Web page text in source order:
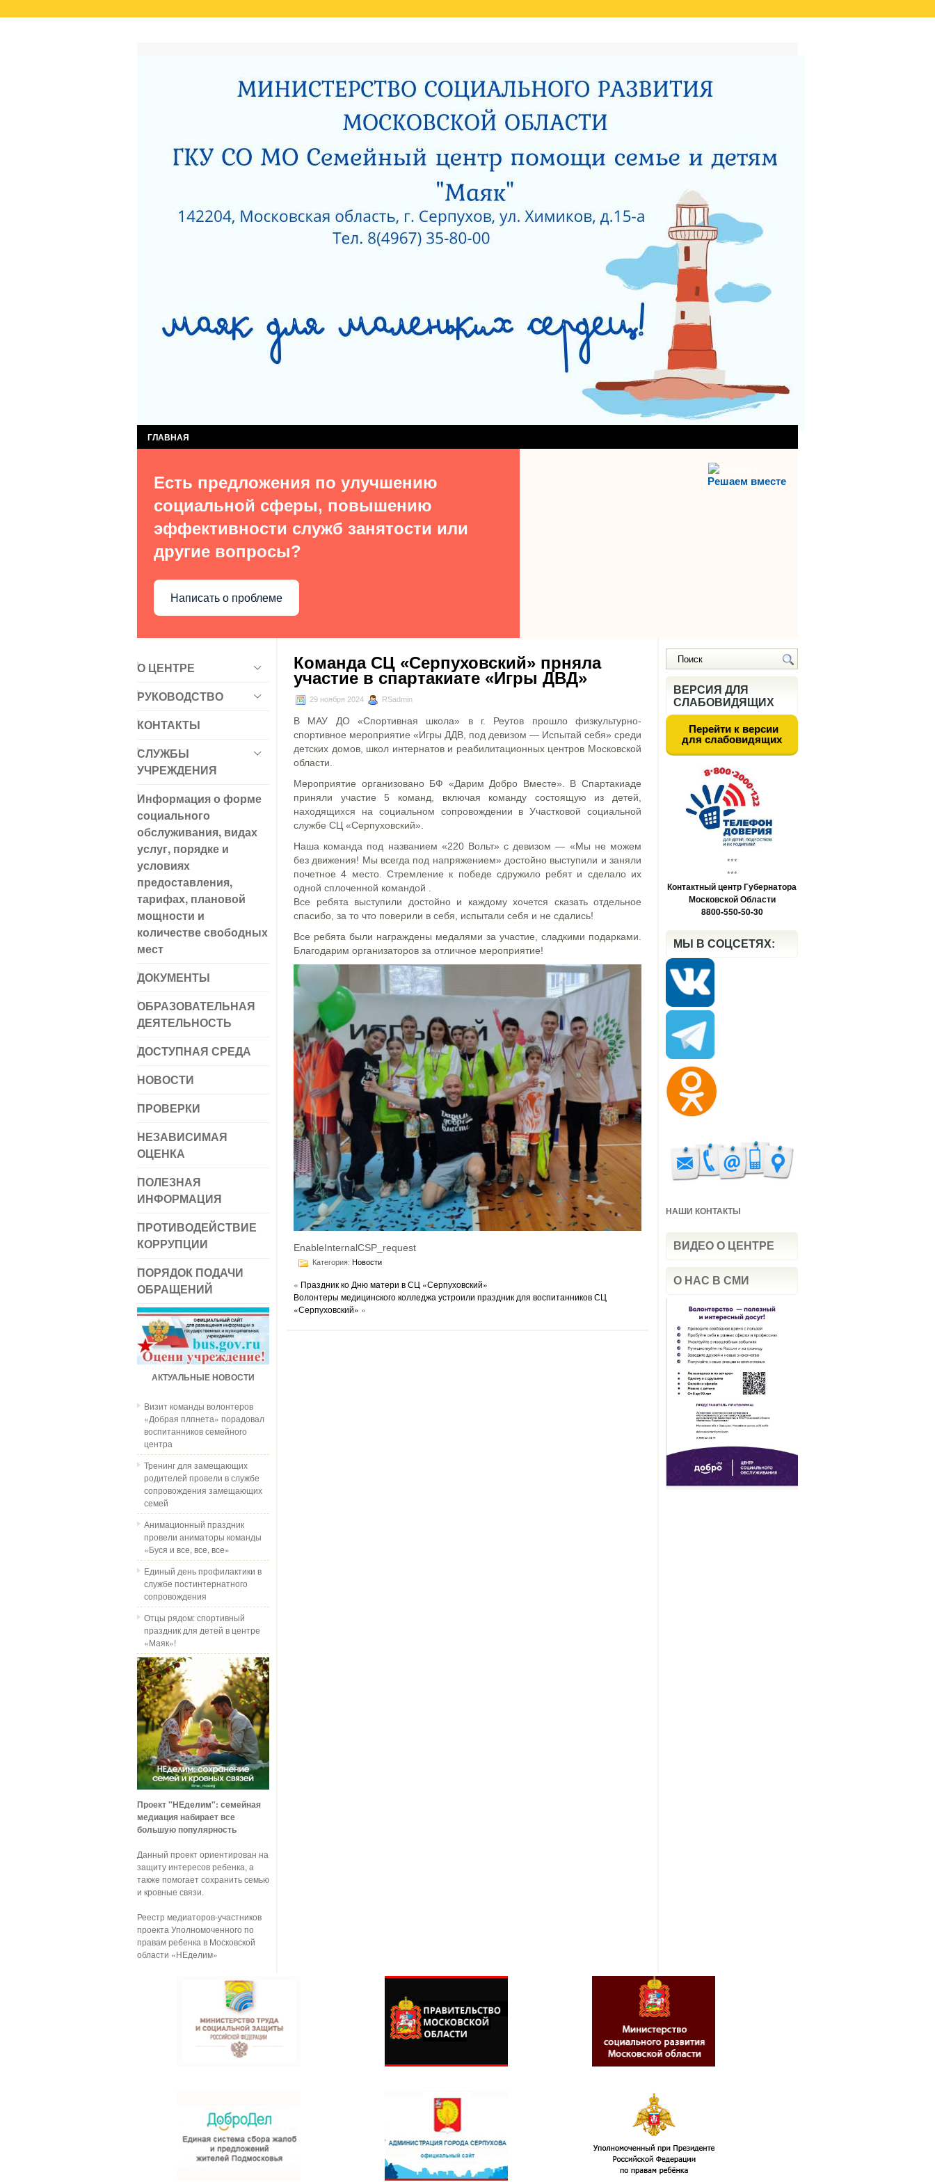
РОДИТЕЛЯМ О ПОЗИТИВНОМ МЫШЛЕНИИ РОДИТЕЛЯМ О ПОЗИТИВНОМ МЫШЛЕНИИ
АКТ ПРОВЕРКИ СЕРПУХОВСКОЙ ГОРОДСКОЙ ПРОКУРАТУРЫ САНИТАРНО — ЭПИДЕМИОЛОГИЧЕСКОЕ ЗАКЛЮЧЕНИЕ ВИДЕО
ПОЛОЖЕНИЕ О ПОПЕЧИТЕЛЬСКОМ СОВЕТЕ ПРИ ГКУСО МО «СЕРПУХОВСКИЙ ГОРОДСКОЙ СОЦИАЛЬНО-РЕАБИЛИТАЦИОННЫЙ ЦЕНТР ДЛЯ
ЗИМНИЕ ЗАБАВЫ ЧТО НУЖНО ЗНАТЬ О КОРРУПЦИИ ЛИЦЕНЗИЯ НА ОСУЩЕСТВЛЕНИЕ МЕДИЦИНСКОЙ ДЕЯТЕЛЬНОСТИ
КАК ЗАЩИТИТЬ РЕБЕНКА ОТ ПАДЕНИЯ ИЗ ОКНА? КАК ЗАЩИТИТЬ РЕБЕНКА ОТ ПАДЕНИЯ ИЗ ОКНА?
ЧТО НУЖНО ЗНАТЬ О КОРРУПЦИИ?
НЕЗАВИСИМАЯ ОЦЕНКА КАЧЕСТВА РАБОТЫ УЧРЕЖДЕНИЙ СОЦИАЛЬНОГО ОБСЛУЖИВАНИЯ, ПОДВЕДОМСТВЕННЫХ МИНИСТЕРСТВУ СОЦИАЛЬНОГО
ДОРОЖНАЯ КАРТА «ПО УЛУЧШЕНИЮ ОКАЗАНИЯ СОЦИАЛЬНЫХ УСЛУГ ПО РЕЗУЛЬТАТАМ НЕЗАВИСИМОЙ ОЦЕНКИ КАЧЕСТВА РАБОТЫ ГКУСО МО
«СЕРПУХОВСКИЙ ГОРОДСКОЙ СОЦИАЛЬНО-РЕАБИЛИТАЦИОННЫЙ ЦЕНТР ДЛЯ НЕСОВЕРШЕННОЛЕТНИХ» (2015 ГОД)
ЗАЩИТА ПРАВ ДЕТЕЙ
ПОРЯДОК ПОДАЧИ ОБРАЩЕНИЯ
СЛУЖБА КОМПЛЕКСНОЙ ПОМОЩИ ДЕТЯМ СЛУЖБА СОПРОВОЖДЕНИЯ ЗАМЕЩАЮЩИХ СЕМЕЙ #15513 (БЕЗ НАЗВАНИЯ)
СЛУЖБА ПОСТИНТЕРНАТНОГО СОПРОВОЖДЕНИЯ ВЫПУСКНИКОВ ИЗ ЧИСЛА ДЕТЕЙ-СИРОТ УЧАСТКОВАЯ СОЦИАЛЬНАЯ СЛУЖБА
ГЛАВНАЯ
Решаем вместе
Есть предложения по улучшению
социальной сферы, повышению
эффективности служб занятости или
другие вопросы?
Написать о проблеме
О ЦЕНТРЕ
РУКОВОДСТВО
КОНТАКТЫ
СЛУЖБЫ
УЧРЕЖДЕНИЯ
Информация о форме
социального
обслуживания, видах
услуг, порядке и
условиях
предоставления,
тарифах, плановой
мощности и
количестве свободных
мест
ДОКУМЕНТЫ
ОБРАЗОВАТЕЛЬНАЯ
ДЕЯТЕЛЬНОСТЬ
ДОСТУПНАЯ СРЕДА
НОВОСТИ
ПРОВЕРКИ
НЕЗАВИСИМАЯ
ОЦЕНКА
ПОЛЕЗНАЯ
ИНФОРМАЦИЯ
ПРОТИВОДЕЙСТВИЕ
КОРРУПЦИИ
ПОРЯДОК ПОДАЧИ
ОБРАЩЕНИЙ
АКТУАЛЬНЫЕ НОВОСТИ
Визит команды волонтеров
«Добрая плпнета» порадовал
воспитанников семейного
центра
Тренинг для замещающих
родителей провели в службе
сопровождения замещающих
семей
Анимационный праздник
провели аниматоры команды
«Буся и все, все, все»
Единый день профилактики в
службе постинтернатного
сопровождения
Отцы рядом: спортивный
праздник для детей в центре
«Маяк»!
Проект "НЕделим": семейная
медиация набирает все
большую популярность
Данный проект ориентирован на
защиту интересов ребенка, а
также помогает сохранить семью
и кровные связи.
Реестр медиаторов-участников
проекта Уполномоченного по
правам ребенка в Московской
области «НЕделим»
Команда СЦ «Серпуховский» прняла
участие в спартакиате «Игры ДВД»
29 ноября 2024 RSadmin
В МАУ ДО «Спортивная школа» в г. Реутов прошло физкультурно-
спортивное мероприятие «Игры ДДВ, под девизом — Испытай себя» среди
детских домов, школ интернатов и реабилитационных центров Московской
области.
Мероприятие организовано БФ «Дарим Добро Вместе». В Спартакиаде
приняли участие 5 команд, включая команду состоящую из детей,
находящихся на социальном сопровождении в Участковой социальной
службе СЦ «Серпуховский».
Наша команда под названием «220 Вольт» с девизом — «Мы не можем
без движения! Мы всегда под напряжением» достойно выступили и заняли
почетное 4 место. Стремление к победе сдружило ребят и сделало их
одной сплоченной командой .
Все ребята выступили достойно и каждому хочется сказать отдельное
спасибо, за то что поверили в себя, испытали себя и не сдались!
Все ребята были награждены медалями за участие, сладкими подарками.
Благодарим организаторов за отличное мероприятие!
EnableInternalCSP_request
Категория: Новости
« Праздник ко Дню матери в СЦ «Серпуховский»
Волонтеры медицинского колледжа устроили праздник для воспитанников СЦ
«Серпуховский» »
ВЕРСИЯ ДЛЯ
СЛАБОВИДЯЩИХ
Перейти к версии
для слабовидящих
***
***
Контактный центр Губернатора
Московской Области
8800-550-50-30
МЫ В СОЦСЕТЯХ:
НАШИ КОНТАКТЫ
ВИДЕО О ЦЕНТРЕ
О НАС В СМИ